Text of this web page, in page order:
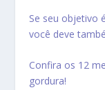
Se seu objetivo
você deve
Confira os 12
gordura!